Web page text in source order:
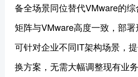
备全场景同位替代VMware的
矩阵与VMware高度一致，部署
可针对企业不同IT架构场景，
换方案，无需大幅调整现有业